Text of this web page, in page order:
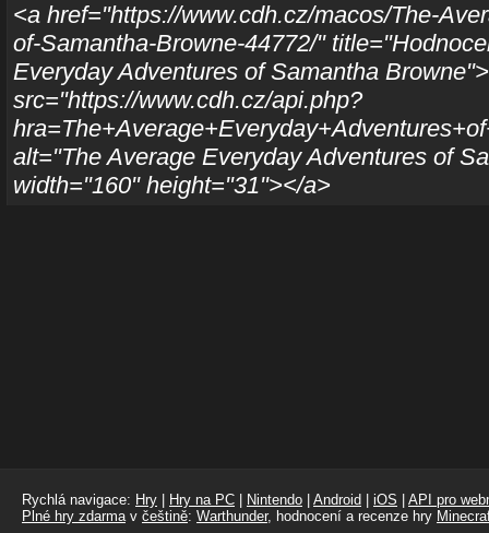
<a href="https://www.cdh.cz/macos/The-
of-Samantha-Browne-44772/"
Everyday Adventures of Samantha
src="https://www.cdh.cz/api.php?
alt="The Average Everyday Adventures of
width="160" height="31"></a>
Rychlá navigace: Hry Hry na PC Nintendo Android iOS
API pro
Plné hry zdarmav češtině: Warthunder, hodnocení a recenze hry